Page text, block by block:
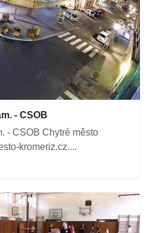
- CSOB
- CSOB Chytré město
kromeriz.cz....